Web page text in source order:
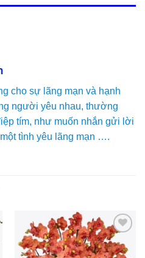
cho sự lãng mạn và hạnh
người yêu nhau, thường
tím, như muốn nhắn gửi lời
tình yêu lãng mạn ….